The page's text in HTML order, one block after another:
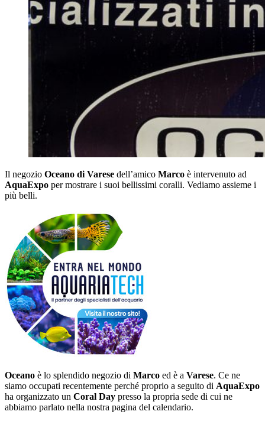
Il negozio Oceano di Varese dell’amico Marco è intervenuto ad
AquaExpo per mostrare i suoi bellissimi coralli. Vediamo assieme i
più belli.
Oceano è lo splendido negozio di Marco ed è a Varese. Ce ne
siamo occupati recentemente perché proprio a seguito di AquaExpo
ha organizzato un Coral Day presso la propria sede di cui ne
abbiamo parlato nella nostra pagina del calendario.